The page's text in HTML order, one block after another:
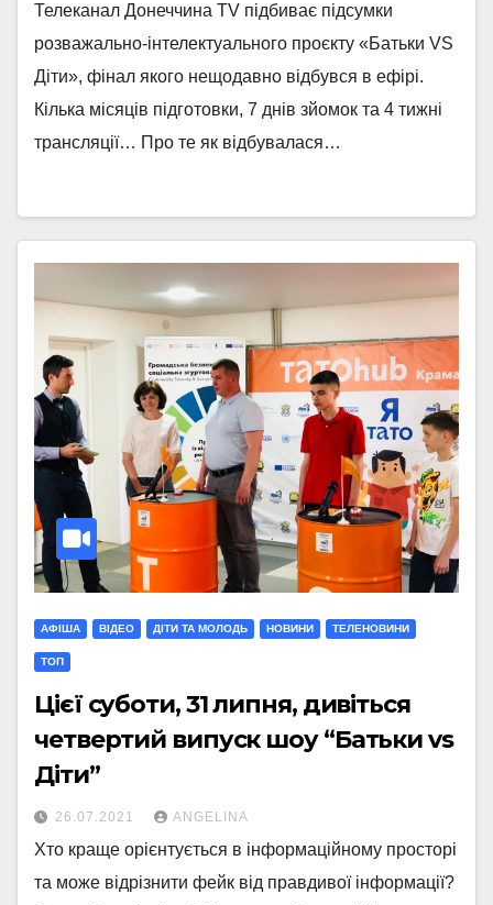
Телеканал Донеччина TV підбиває підсумки
розважально-інтелектуального проєкту «Батьки VS
Діти», фінал якого нещодавно відбувся в ефірі.
Кілька місяців підготовки, 7 днів зйомок та 4 тижні
трансляції… Про те як відбувалася…
АФІША ВІДЕО ДІТИ ТА МОЛОДЬ НОВИНИ ТЕЛЕНОВИНИ
ТОП
Цієї суботи, 31 липня, дивіться
четвертий випуск шоу “Батьки vs
Діти”
26.07.2021 ANGELINA
Хто краще орієнтується в інформаційному просторі
та може відрізнити фейк від правдивої інформації?